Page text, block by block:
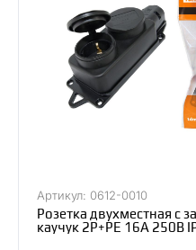
Артикул: 0612-0010
Розетка двухместная с
каучук 2Р+РЕ 16А 250В